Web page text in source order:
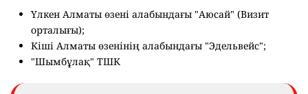
Үлкен Алматы өзені алабындағы "Аюсай" (Визит
орталығы);
Кіші Алматы өзенінің алабындағы "Эдельвейс";
"Шымбұлақ" ТШК